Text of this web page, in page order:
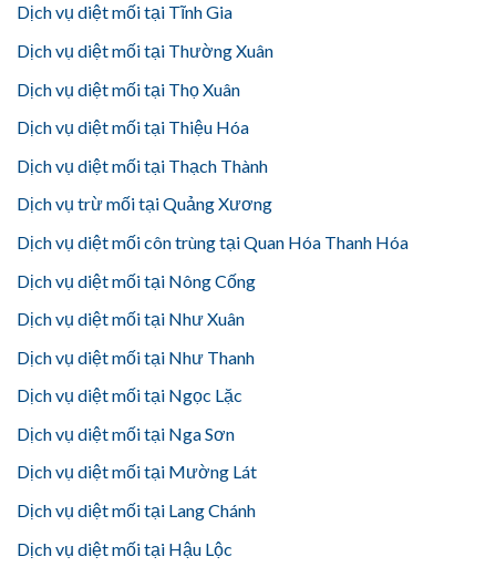
Dịch vụ diệt mối tại Tĩnh Gia
Dịch vụ diệt mối tại Thường Xuân
Dịch vụ diệt mối tại Thọ Xuân
Dịch vụ diệt mối tại Thiệu Hóa
Dịch vụ diệt mối tại Thạch Thành
Dịch vụ trừ mối tại Quảng Xương
Dịch vụ diệt mối côn trùng tại Quan Hóa Thanh Hóa
Dịch vụ diệt mối tại Nông Cống
Dịch vụ diệt mối tại Như Xuân
Dịch vụ diệt mối tại Như Thanh
Dịch vụ diệt mối tại Ngọc Lặc
Dịch vụ diệt mối tại Nga Sơn
Dịch vụ diệt mối tại Mường Lát
Dịch vụ diệt mối tại Lang Chánh
Dịch vụ diệt mối tại Hậu Lộc